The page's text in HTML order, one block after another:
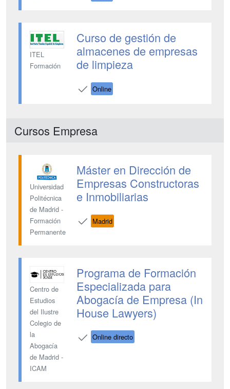
ITEL
Formación
Curso de gestión de
almacenes de empresas
de limpieza
Online
Cursos Empresa
Universidad
Politécnica
de Madrid -
Formación
Permanente
Máster en Dirección de
Empresas Constructoras
e Inmobiliarias
Madrid
Centro de
Estudios
del Ilustre
Colegio de
la
Abogacía
de Madrid -
ICAM
Programa de Formación
Especializada para
Abogacía de Empresa (In
House Lawyers)
Online directo